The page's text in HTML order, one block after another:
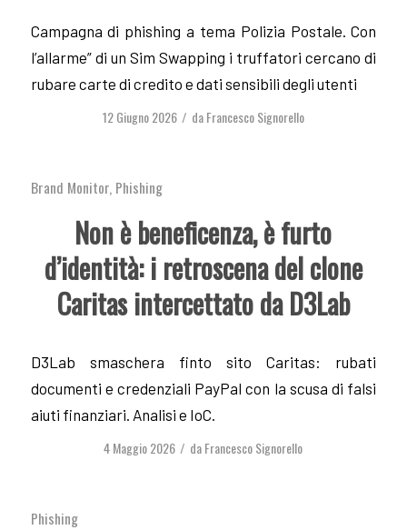
Campagna di phishing a tema Polizia Postale. Con
l’allarme” di un Sim Swapping i truffatori cercano di
rubare carte di credito e dati sensibili degli utenti
12 Giugno 2026 / daFrancesco Signorello
Brand Monitor, Phishing
Non è beneficenza, è furto
d’identità: i retroscena del clone
Caritas intercettato da D3Lab
D3Lab smaschera finto sito Caritas: rubati
documenti e credenziali PayPal con la scusa di falsi
aiuti finanziari. Analisi e IoC.
4 Maggio 2026 / daFrancesco Signorello
Phishing